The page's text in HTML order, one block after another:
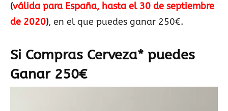
(válida para España, hasta el 30 de septiembre
de 2020), en el que puedes ganar 250€.
Si Compras Cerveza* puedes
Ganar 250€